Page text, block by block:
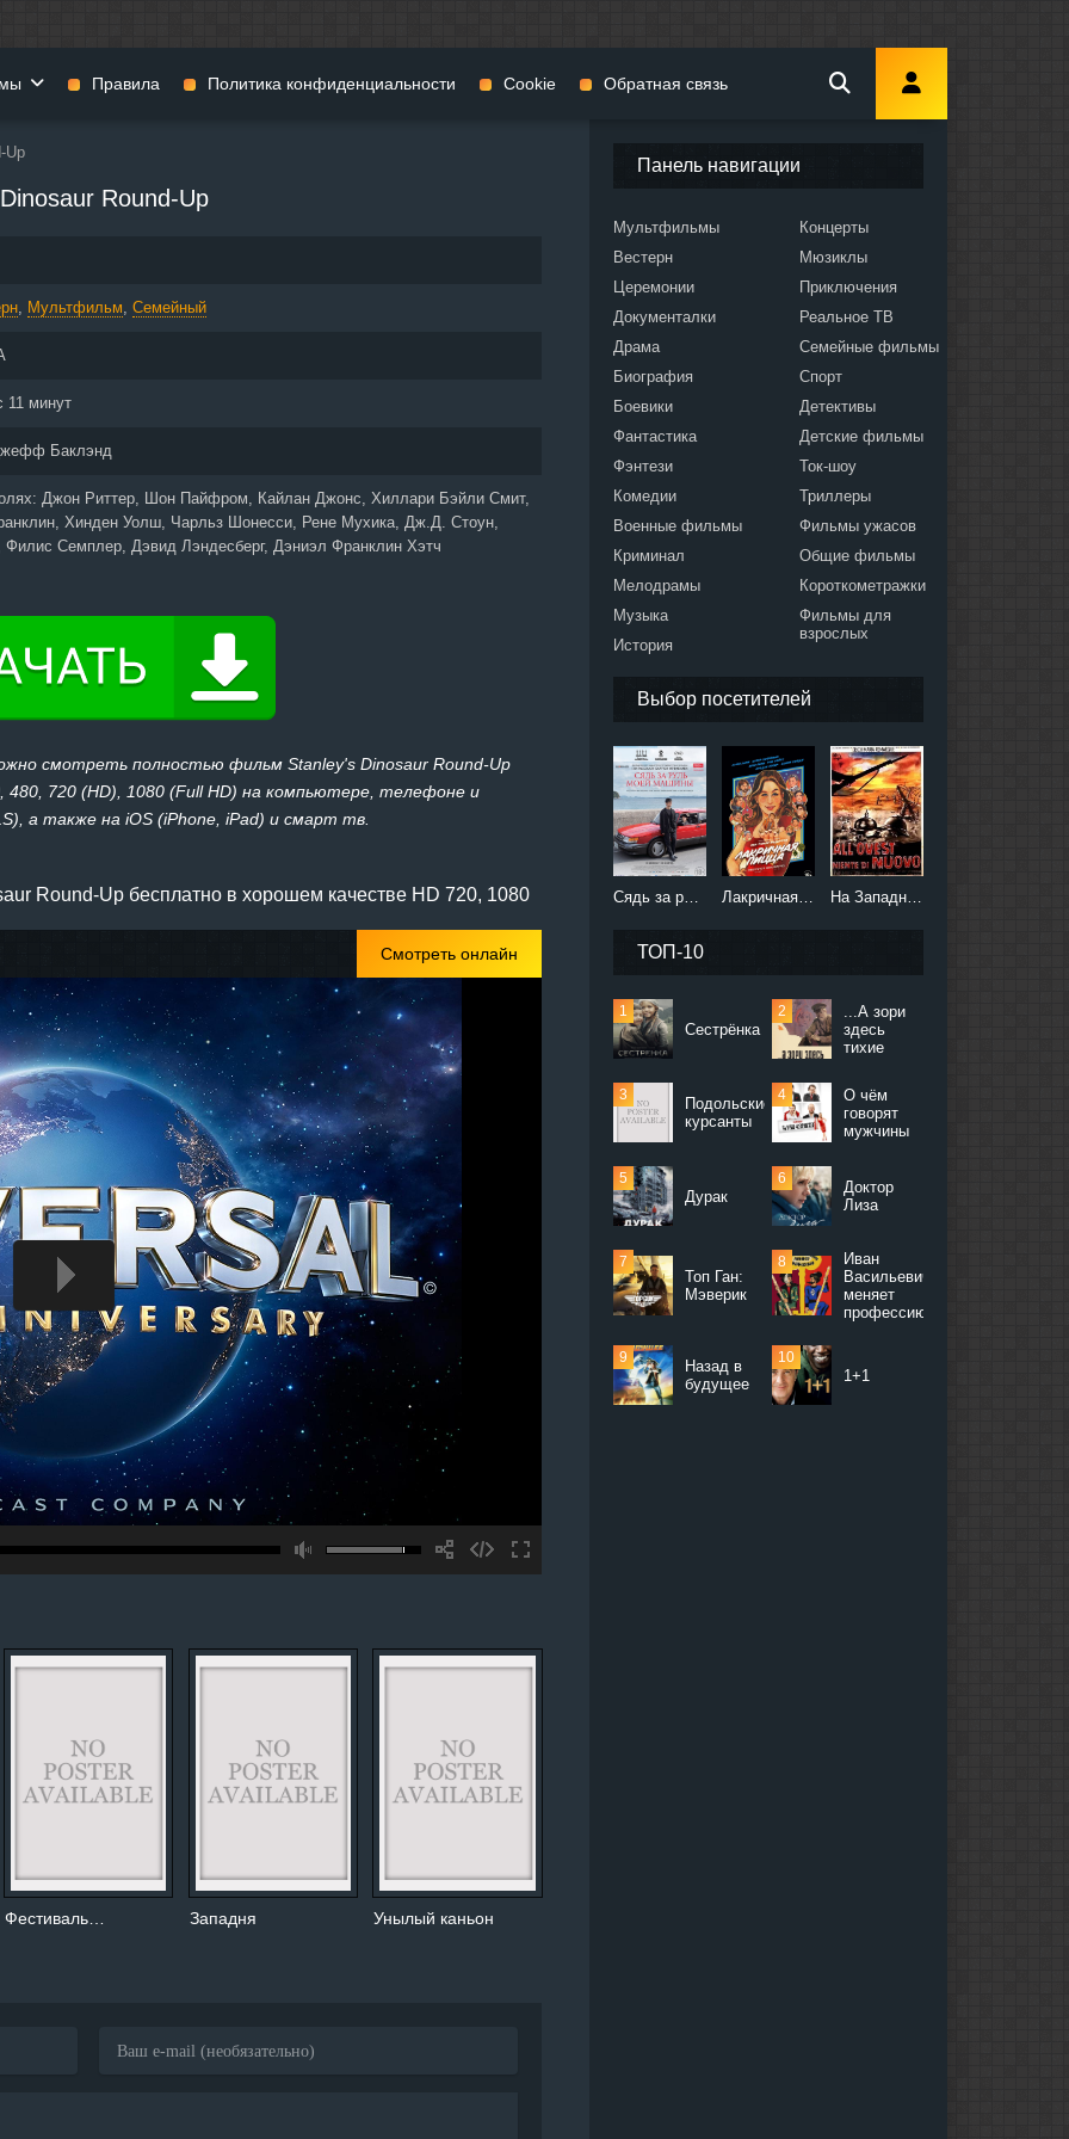
Up
Round-Up
, Мультфильм, Семейный
11 минут
Баклэнд
Джон Риттер, Шон Пайфром, Кайлан Джонс, Хиллари Бэйли Смит,
Хинден Уолш, Чарльз Шонесси, Рене Мухика, Дж.Д. Стоун,
Семплер, Дэвид Лэндесберг, Дэниэл Франклин Хэтч
смотреть полностью фильм Stanley's Dinosaur Round-Up
480, 720 (HD), 1080 (Full HD) на компьютере, телефоне и
а также на iOS (iPhone, iPad) и смарт тв.
Round-Up бесплатно в хорошем качестве HD 720, 1080
Смотреть онлайн
Фестиваль… Западня Унылый каньон
Панель навигации
Мультфильмы
Вестерн
Церемонии
Документалки
Драма
Биография
Боевики
Фантастика
Фэнтези
Комедии
Военные фильмы
Криминал
Мелодрамы
Музыка
История
Концерты
Мюзиклы
Приключения
Реальное ТВ
Семейные фильмы
Спорт
Детективы
Детские фильмы
Ток-шоу
Триллеры
Фильмы ужасов
Общие фильмы
Короткометражки
Фильмы для
взрослых
Выбор посетителей
Сядь за руль моей машины (2021) Лакричная пицца (2021) На Западном фронте без перемен (2022)
ТОП-10
Сестрёнка
...А зори
здесь
тихие
Подольские
курсанты
О чём
говорят
мужчины
Дурак
Доктор
Лиза
Топ Ган:
Мэверик
Иван
Васильевич
меняет
профессию
Назад в
будущее
1+1
Комедии
Мелодрамы
Правила Политика конфиденциальности Cookie Обратная связь